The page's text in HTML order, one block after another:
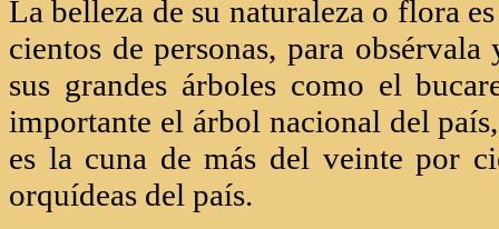
La belleza de su naturaleza o flora
cientos de personas, para
sus grandes árboles como el
importante el árbol nacional del
es la cuna de más del veinte por
orquídeas del país.